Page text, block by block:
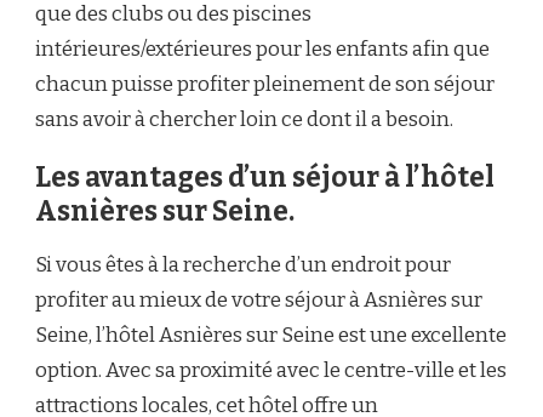
que des clubs ou des piscines
intérieures/extérieures pour les enfants afin que
chacun puisse profiter pleinement de son séjour
sans avoir à chercher loin ce dont il a besoin.
Les avantages d’un séjour à l’hôtel
Asnières sur Seine.
Si vous êtes à la recherche d’un endroit pour
profiter au mieux de votre séjour à Asnières sur
Seine, l’hôtel Asnières sur Seine est une excellente
option. Avec sa proximité avec le centre-ville et les
attractions locales, cet hôtel offre un